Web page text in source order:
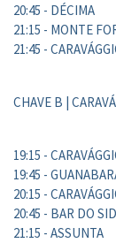
20:45 - DÉCIMA
21:15 - MONTE
21:45 -
CHAVE B |
19:15 -
19:45 -
20:15 -
20:45 - BAR DO
21:15 - ASSUNTA